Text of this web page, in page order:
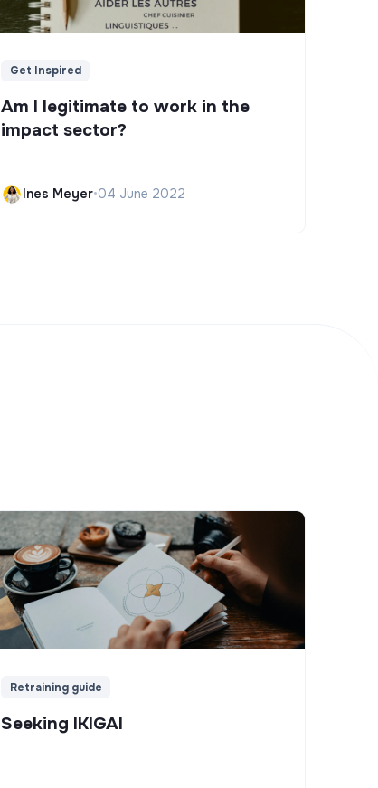
Get Inspired
Am I legitimate to work in the
impact sector?
Ines Meyer•04 June 2022
Retraining guide
Seeking IKIGAI